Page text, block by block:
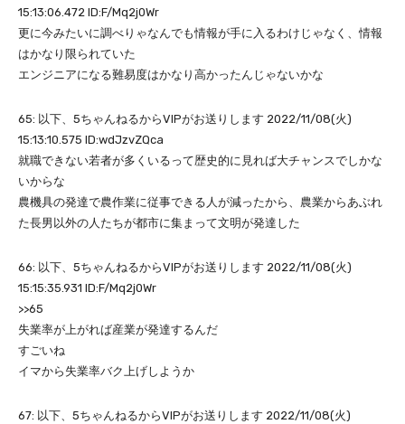
15:13:06.472 ID:F/Mq2j0Wr
更に今みたいに調べりゃなんでも情報が手に入るわけじゃなく、情報
はかなり限られていた
エンジニアになる難易度はかなり高かったんじゃないかな
65: 以下、5ちゃんねるからVIPがお送りします 2022/11/08(火)
15:13:10.575 ID:wdJzvZQca
就職できない若者が多くいるって歴史的に見れば大チャンスでしかな
いからな
農機具の発達で農作業に従事できる人が減ったから、農業からあぶれ
た長男以外の人たちが都市に集まって文明が発達した
66: 以下、5ちゃんねるからVIPがお送りします 2022/11/08(火)
15:15:35.931 ID:F/Mq2j0Wr
>>65
失業率が上がれば産業が発達するんだ
すごいね
イマから失業率バク上げしようか
67: 以下、5ちゃんねるからVIPがお送りします 2022/11/08(火)